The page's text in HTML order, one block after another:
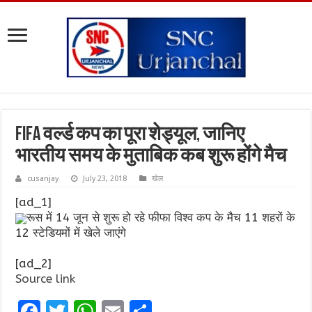
FIFA वर्ल्ड कप का पूरा शेड्यूल, जानिए
भारतीय समय के मुताबिक कब शुरू होंगे मैच
cusanjay July 23, 2018 खेल
[ad_1]
रूस में 14 जून से शुरू हो रहे फीफा विश्व कप के मैच 11 शहरों के
12 स्टेडियमों में खेले जाएंगे
[ad_2]
Source link